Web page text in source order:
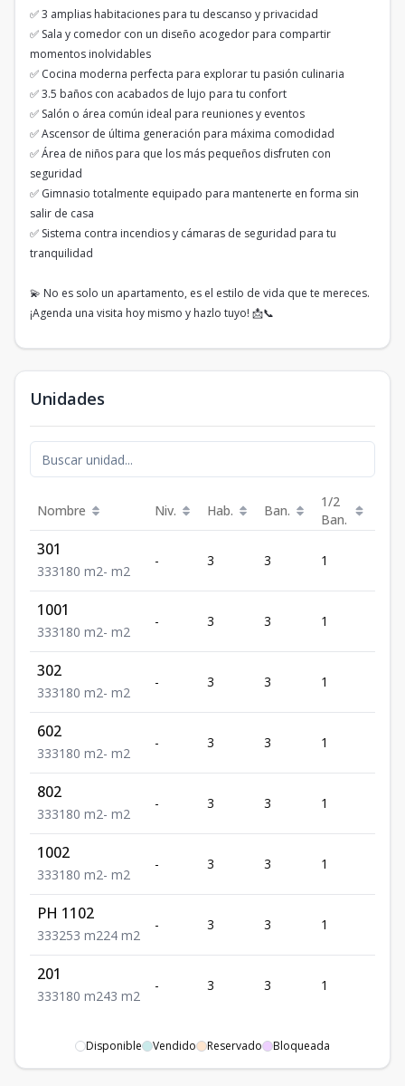
✅ 3 amplias habitaciones para tu descanso y privacidad
✅ Sala y comedor con un diseño acogedor para compartir
momentos inolvidables
✅ Cocina moderna perfecta para explorar tu pasión culinaria
✅ 3.5 baños con acabados de lujo para tu confort
✅ Salón o área común ideal para reuniones y eventos
✅ Ascensor de última generación para máxima comodidad
✅ Área de niños para que los más pequeños disfruten con
seguridad
✅ Gimnasio totalmente equipado para mantenerte en forma sin
salir de casa
✅ Sistema contra incendios y cámaras de seguridad para tu
tranquilidad
💫 No es solo un apartamento, es el estilo de vida que te mereces.
¡Agenda una visita hoy mismo y hazlo tuyo! 📩📞
Unidades
Nombre Niv. Hab. Ban.
1/2
Ban.
301
333180 m2- m2
- 3 3 1
1001
333180 m2- m2
- 3 3 1
302
333180 m2- m2
- 3 3 1
602
333180 m2- m2
- 3 3 1
802
333180 m2- m2
- 3 3 1
1002
333180 m2- m2
- 3 3 1
PH 1102
333253 m224 m2
- 3 3 1
201
333180 m243 m2
- 3 3 1
Disponible Vendido Reservado Bloqueada